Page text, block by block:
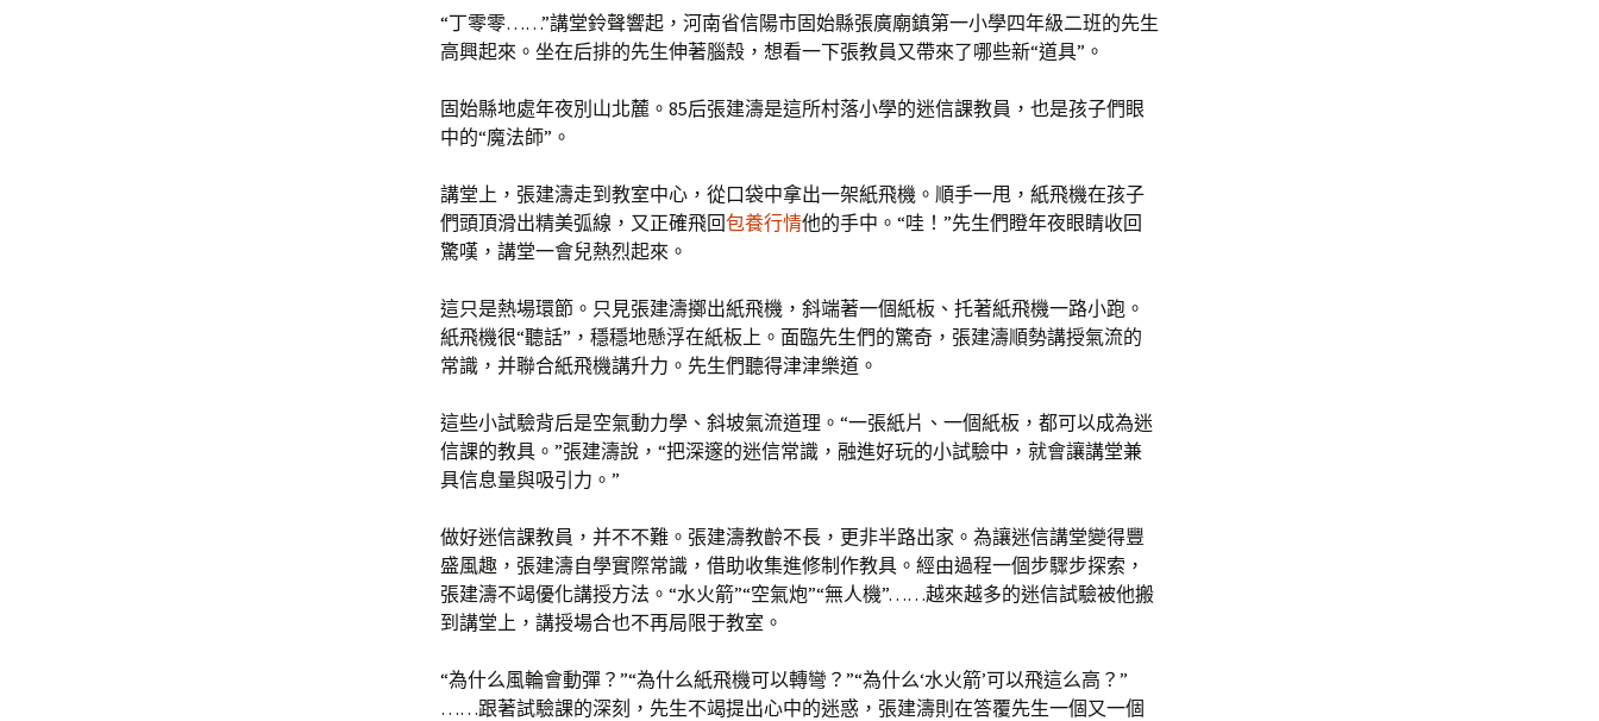
“丁零零……”講堂鈴聲響起，河南省信陽市固始縣張廣廟鎮第一小學四年級二班的先生
高興起來。坐在后排的先生伸著腦殼，想看一下張教員又帶來了哪些新“道具”。
固始縣地處年夜別山北麓。85后張建濤是這所村落小學的迷信課教員，也是孩子們眼
中的“魔法師”。
講堂上，張建濤走到教室中心，從口袋中拿出一架紙飛機。順手一甩，紙飛機在孩子
們頭頂滑出精美弧線，又正確飛回包養行情他的手中。“哇！”先生們瞪年夜眼睛收回
驚嘆，講堂一會兒熱烈起來。
這只是熱場環節。只見張建濤擲出紙飛機，斜端著一個紙板、托著紙飛機一路小跑。
紙飛機很“聽話”，穩穩地懸浮在紙板上。面臨先生們的驚奇，張建濤順勢講授氣流的
常識，并聯合紙飛機講升力。先生們聽得津津樂道。
這些小試驗背后是空氣動力學、斜坡氣流道理。“一張紙片、一個紙板，都可以成為迷
信課的教具。”張建濤說，“把深邃的迷信常識，融進好玩的小試驗中，就會讓講堂兼
具信息量與吸引力。”
做好迷信課教員，并不不難。張建濤教齡不長，更非半路出家。為讓迷信講堂變得豐
盛風趣，張建濤自學實際常識，借助收集進修制作教具。經由過程一個步驟步探索，
張建濤不竭優化講授方法。“水火箭”“空氣炮”“無人機”……越來越多的迷信試驗被他搬
到講堂上，講授場合也不再局限于教室。
“為什么風輪會動彈？”“為什么紙飛機可以轉彎？”“為什么‘水火箭’可以飛這么高？”
……跟著試驗課的深刻，先生不竭提出心中的迷惑，張建濤則在答覆先生一個又一個